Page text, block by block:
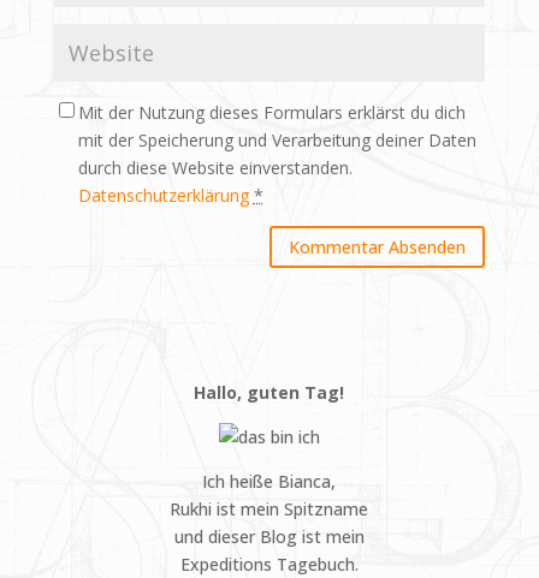
Mit der Nutzung dieses Formulars erklärst du dich
mit der Speicherung und Verarbeitung deiner Daten
durch diese Website einverstanden.
Datenschutzerklärung *
Hallo, guten Tag!
Ich heiße Bianca,
Rukhi ist mein Spitzname
und dieser Blog ist mein
Expeditions Tagebuch.